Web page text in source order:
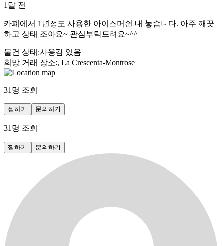
1달 전
카폐에서 1년정도 사용한 아이스머쉰 내 놓습니다. 아주 깨끗
하고 상태 조아요~ 관심부탁드려요~^^
물건 상태 :사용감 있음
희망 거래 장소:, La Crescenta-Montrose
31 명 조회
찜하기 문의하기
31 명 조회
찜하기 문의하기